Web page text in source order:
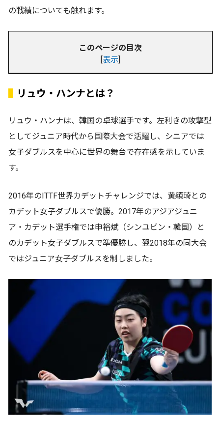
の戦績についても触れます。
このページの目次
[表示]
リュウ・ハンナとは？
リュウ・ハンナは、韓国の卓球選手です。左利きの攻撃型
としてジュニア時代から国際大会で活躍し、シニアでは
女子ダブルスを中心に世界の舞台で存在感を示していま
す。
2016年のITTF世界カデットチャレンジでは、黄穎琦との
カデット女子ダブルスで優勝。2017年のアジアジュニ
ア・カデット選手権では申裕斌（シンユビン・韓国）と
のカデット女子ダブルスで準優勝し、翌2018年の同大会
ではジュニア女子ダブルスを制しました。